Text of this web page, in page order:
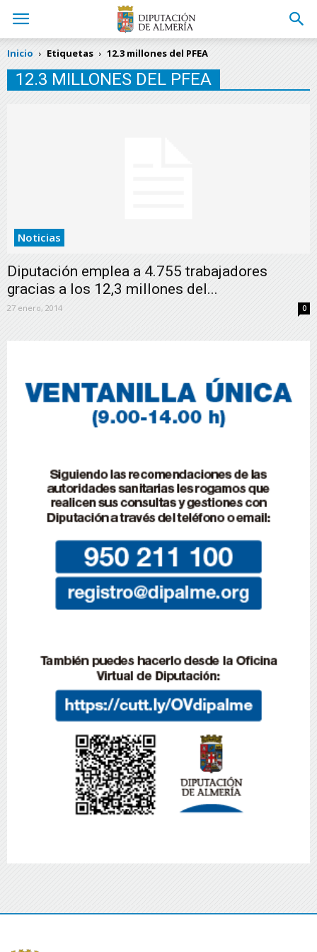
Inicio Etiquetas 12.3 millones del PFEA
12.3 MILLONES DEL PFEA
Noticias
Diputación emplea a 4.755 trabajadores
gracias a los 12,3 millones del...
27 enero, 2014 0